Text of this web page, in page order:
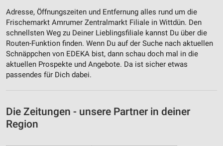
Adresse, Öffnungszeiten und Entfernung alles rund um die
Frischemarkt Amrumer Zentralmarkt Filiale in Wittdün. Den
schnellsten Weg zu Deiner Lieblingsfiliale kannst Du über die
Routen-Funktion finden. Wenn Du auf der Suche nach aktuellen
Schnäppchen von EDEKA bist, dann schau doch mal in die
aktuellen Prospekte und Angebote. Da ist sicher etwas
passendes für Dich dabei.
Die Zeitungen - unsere Partner in deiner
Region